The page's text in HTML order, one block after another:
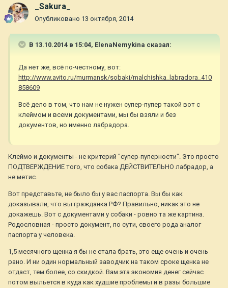
_Sakura_
Опубликовано 13 октября, 2014
В 13.10.2014 в 15:04, ElenaNemykina сказал:
Да нет же, всё по-честному, вот:
http://www.avito.ru/murmansk/sobaki/malchishka_labradora_410
858609
Всё дело в том, что нам не нужен супер-пупер такой вот с
клеймом и всеми документами, мы бы взяли и без
документов, но именно лабрадора.
Клеймо и документы - не критерий "супер-пуперности". Это просто
ПОДТВЕРЖДЕНИЕ того, что собака ДЕЙСТВИТЕЛЬНО лабрадор, а
не метис.
Вот представьте, не было бы у вас паспорта. Вы бы как
доказывали, что вы гражданка РФ? Правильно, никак это не
докажешь. Вот с документами у собаки - ровно та же картина.
Родословная - просто документ, по сути, своего рода аналог
паспорта у человека.
1,5 месячного щенка я бы не стала брать, это еще очень и очень
рано. И ни один нормальный заводчик на таком сроке щенка не
отдаст, тем более, со скидкой. Вам эта экономия денег сейчас
потом выльется в куда как худшие проблемы и в разы большие